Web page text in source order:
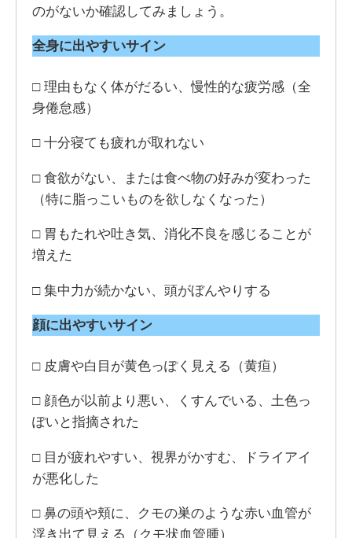
のがないか確認してみましょう。
全身に出やすいサイン
□ 理由もなく体がだるい、慢性的な疲労感（全
身倦怠感）
□ 十分寝ても疲れが取れない
□ 食欲がない、または食べ物の好みが変わった
（特に脂っこいものを欲しなくなった）
□ 胃もたれや吐き気、消化不良を感じることが
増えた
□ 集中力が続かない、頭がぼんやりする
顔に出やすいサイン
□ 皮膚や白目が黄色っぽく見える（黄疸）
□ 顔色が以前より悪い、くすんでいる、土色っ
ぽいと指摘された
□ 目が疲れやすい、視界がかすむ、ドライアイ
が悪化した
□ 鼻の頭や頬に、クモの巣のような赤い血管が
浮き出て見える（クモ状血管腫）